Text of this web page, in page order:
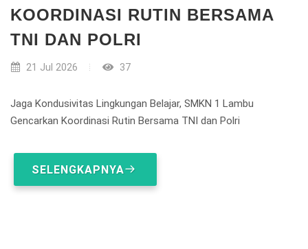
KOORDINASI RUTIN BERSAMA
TNI DAN POLRI
21 Jul 2026 37
Jaga Kondusivitas Lingkungan Belajar, SMKN 1 Lambu
Gencarkan Koordinasi Rutin Bersama TNI dan Polri
SELENGKAPNYA